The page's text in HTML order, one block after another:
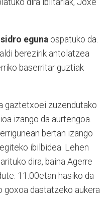
dira ibiltariak, Joxe
eguna ospatuko da.
berezirik antolatzea
baserritar guztiak
gaztetxoei zuzendutako
izango da aurtengoa.
bertan izango
ibilbidea. Lehen
dira, baina Agerre
11:00etan hasiko da
goxoa dastatzeko aukera